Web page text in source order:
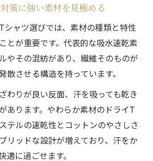
策に強い素材を見極める
シャツ選びでは、素材の種類と特性
とが重要です。代表的な吸水速乾素
やその混紡があり、繊維そのものが
散させる構造を持っています。
わりが良い反面、汗を吸っても乾き
あります。やわらか素材のドライT
テルの速乾性とコットンのやさしさ
リッドな設計が増えており、汗をか
適に過ごせます。